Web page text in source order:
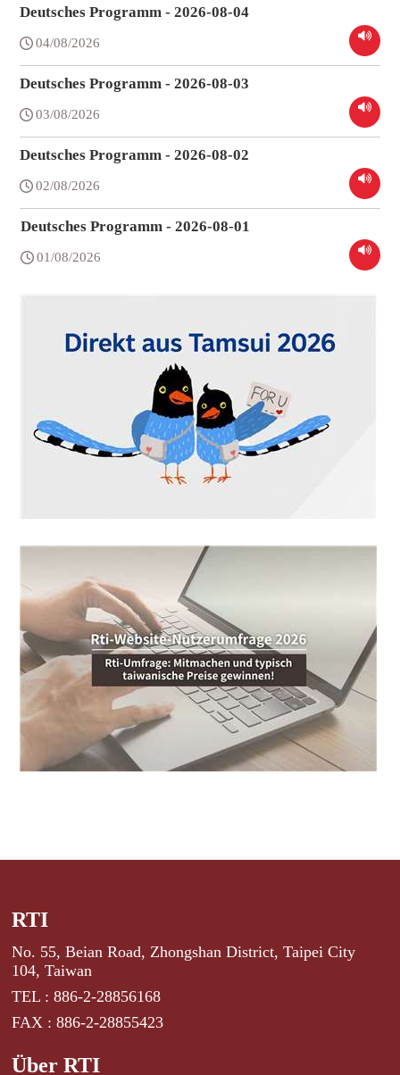
Deutsches Programm - 2026-08-04
04/08/2026
Deutsches Programm - 2026-08-03
03/08/2026
Deutsches Programm - 2026-08-02
02/08/2026
Deutsches Programm - 2026-08-01
01/08/2026
RTI
No. 55, Beian Road, Zhongshan District, Taipei City
104, Taiwan
TEL : 886-2-28856168
FAX : 886-2-28855423
Über RTI